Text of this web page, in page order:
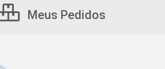
Meus Pedidos